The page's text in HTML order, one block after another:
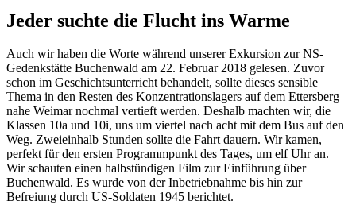
Jeder suchte die Flucht ins Warme
Auch wir haben die Worte während unserer Exkursion zur NS-
Gedenkstätte Buchenwald am 22. Februar 2018 gelesen. Zuvor
schon im Geschichtsunterricht behandelt, sollte dieses sensible
Thema in den Resten des Konzentrationslagers auf dem Ettersberg
nahe Weimar nochmal vertieft werden. Deshalb machten wir, die
Klassen 10a und 10i, uns um viertel nach acht mit dem Bus auf den
Weg. Zweieinhalb Stunden sollte die Fahrt dauern. Wir kamen,
perfekt für den ersten Programmpunkt des Tages, um elf Uhr an.
Wir schauten einen halbstündigen Film zur Einführung über
Buchenwald. Es wurde von der Inbetriebnahme bis hin zur
Befreiung durch US-Soldaten 1945 berichtet.